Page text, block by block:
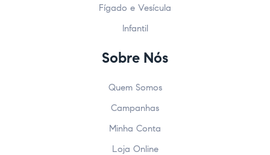
Fígado e Vesícula
Infantil
Sobre Nós
Quem Somos
Campanhas
Minha Conta
Loja Online